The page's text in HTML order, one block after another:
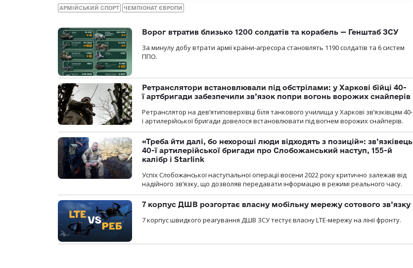
АРМІЙСЬКИЙ СПОРТ ЧЕМПІОНАТ ЄВРОПИ
Ворог втратив близько 1200 солдатів та корабель — Генштаб ЗСУ
За минулу добу втрати армії країни-агресора становлять 1190 солдатів та 6 систем
ППО.
Ретранслятори встановлювали під обстрілами: у Харкові бійці 40-
ї артбригади забезпечили зв’язок попри вогонь ворожих снайперів
Ретранслятор на дев’ятиповерхівці біля танкового училища у Харкові зв’язківцям 40-
ї артилерійської бригади довелося встановлювати під вогнем ворожих снайперів.
«Треба йти далі, бо нехороші люди відходять з позицій»: зв’язківець
40-ї артилерійської бригади про Слобожанський наступ, 155-й
калібр і Starlink
Успіх Слобожанської наступальної операції восени 2022 року критично залежав від
надійного зв’язку, що дозволяв передавати інформацію в режимі реального часу.
7 корпус ДШВ розгортає власну мобільну мережу сотового зв’язку
7 корпус швидкого реагування ДШВ ЗСУ тестує власну LTE-мережу на лінії фронту.